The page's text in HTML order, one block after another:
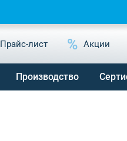
Прайс-лист Акции
Производство